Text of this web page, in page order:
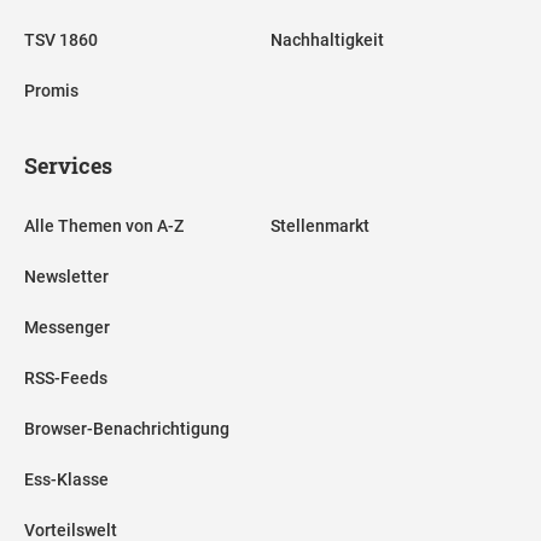
TSV 1860
Promis
Nachhaltigkeit
Services
Alle Themen von A-Z
Newsletter
Messenger
RSS-Feeds
Browser-Benachrichtigung
Ess-Klasse
Vorteilswelt
Stellenmarkt